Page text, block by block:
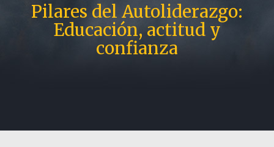
Pilares del Autoliderazgo:
Educación, actitud y
confianza